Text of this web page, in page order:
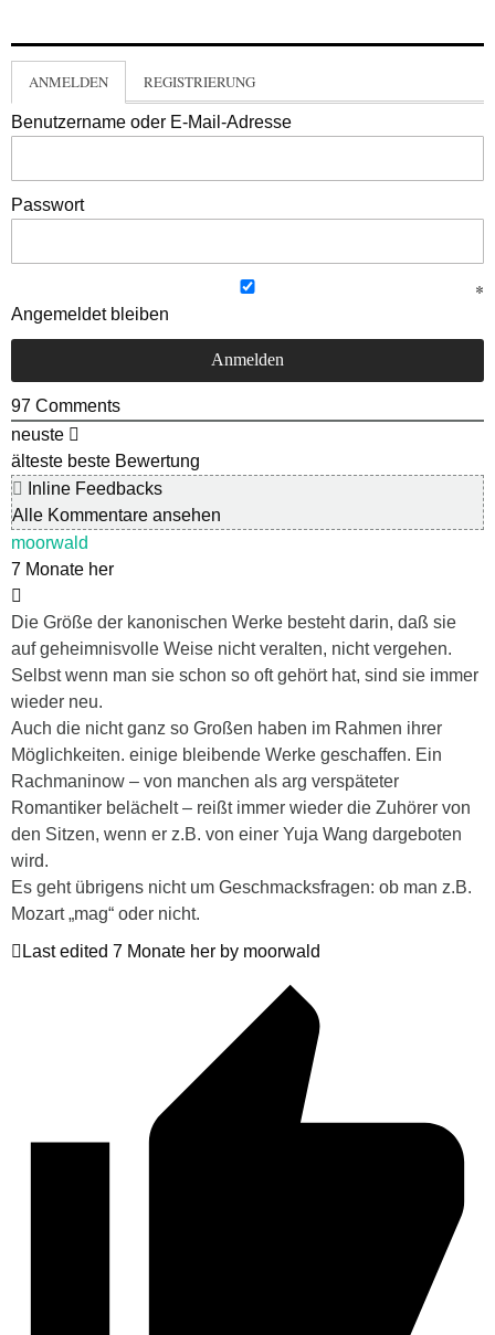
ANMELDEN REGISTRIERUNG
Benutzername oder E-Mail-Adresse
Passwort
Angemeldet bleiben
97 Comments
neuste
älteste beste Bewertung
Inline Feedbacks
Alle Kommentare ansehen
moorwald
7 Monate her
Die Größe der kanonischen Werke besteht darin, daß sie
auf geheimnisvolle Weise nicht veralten, nicht vergehen.
Selbst wenn man sie schon so oft gehört hat, sind sie immer
wieder neu.
Auch die nicht ganz so Großen haben im Rahmen ihrer
Möglichkeiten. einige bleibende Werke geschaffen. Ein
Rachmaninow – von manchen als arg verspäteter
Romantiker belächelt – reißt immer wieder die Zuhörer von
den Sitzen, wenn er z.B. von einer Yuja Wang dargeboten
wird.
Es geht übrigens nicht um Geschmacksfragen: ob man z.B.
Mozart „mag“ oder nicht.
Last edited 7 Monate her by moorwald